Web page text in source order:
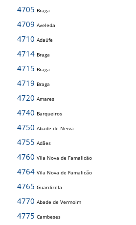
4705 Braga
4709 Aveleda
4710 Adaúfe
4714 Braga
4715 Braga
4719 Braga
4720 Amares
4740 Barqueiros
4750 Abade de Neiva
4755 Adães
4760 Vila Nova de Famalicão
4764 Vila Nova de Famalicão
4765 Guardizela
4770 Abade de Vermoim
4775 Cambeses